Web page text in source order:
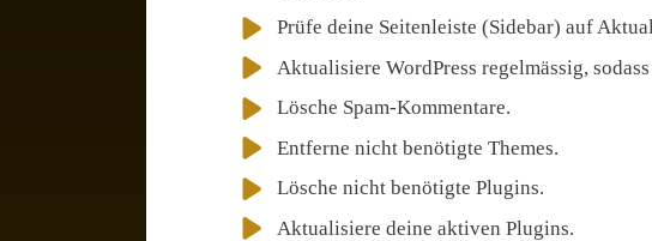
Prüfe deine Seitenleiste (Sidebar) auf
Aktualisiere WordPress regelmässig,
Lösche Spam-Kommentare.
Entferne nicht benötigte Themes.
Lösche nicht benötigte Plugins.
Aktualisiere deine aktiven Plugins.